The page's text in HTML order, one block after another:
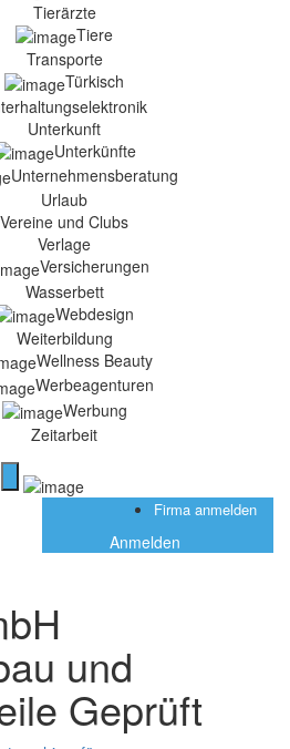
Tierärzte
Tiere
Transporte
Türkisch
Unterkunft
Unterkünfte
Unternehmensberatung
Urlaub
Vereine und Clubs
Verlage
Versicherungen
Wasserbett
Webdesign
Weiterbildung
Wellness Beauty
Werbeagenturen
Werbung
Zeitarbeit
Firma anmelden
Anmelden
und
Geprüft